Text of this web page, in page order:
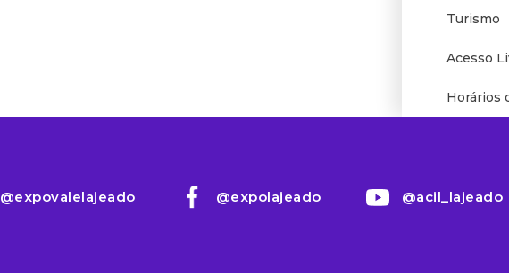
Turismo
Acesso
Horários
@expovalelajeado @expolajeado @acil_lajeado